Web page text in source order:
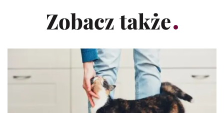
Zobacz także